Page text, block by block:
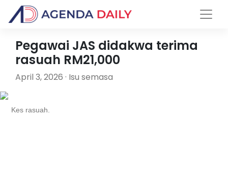
Pegawai JAS didakwa terima
rasuah RM21,000
April 3, 2026 · Isu semasa
Kes rasuah.